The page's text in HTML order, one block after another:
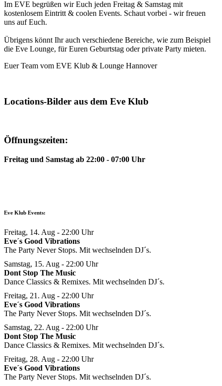
Im EVE begrüßen wir Euch jeden Freitag & Samstag mit
kostenlosem Eintritt & coolen Events. Schaut vorbei - wir freuen
uns auf Euch.
Übrigens könnt Ihr auch verschiedene Bereiche, wie zum Beispiel
die Eve Lounge, für Euren Geburtstag oder private Party mieten.
Euer Team vom EVE Klub & Lounge Hannover
Locations-Bilder aus dem Eve Klub
Öffnungszeiten:
Freitag und Samstag ab 22:00 - 07:00 Uhr
Eve Klub Events:
Freitag, 14. Aug - 22:00 Uhr
Eve´s Good Vibrations
The Party Never Stops. Mit wechselnden DJ´s.
Samstag, 15. Aug - 22:00 Uhr
Dont Stop The Music
Dance Classics & Remixes. Mit wechselnden DJ´s.
Freitag, 21. Aug - 22:00 Uhr
Eve´s Good Vibrations
The Party Never Stops. Mit wechselnden DJ´s.
Samstag, 22. Aug - 22:00 Uhr
Dont Stop The Music
Dance Classics & Remixes. Mit wechselnden DJ´s.
Freitag, 28. Aug - 22:00 Uhr
Eve´s Good Vibrations
The Party Never Stops. Mit wechselnden DJ´s.